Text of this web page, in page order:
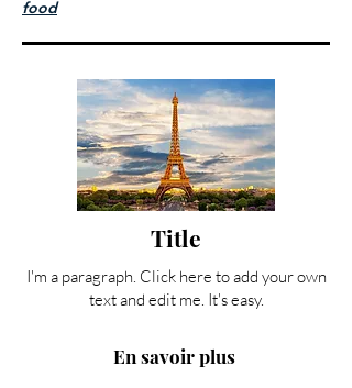
food
Title
I'm a paragraph. Click here to add your own
text and edit me. It's easy.
En savoir plus